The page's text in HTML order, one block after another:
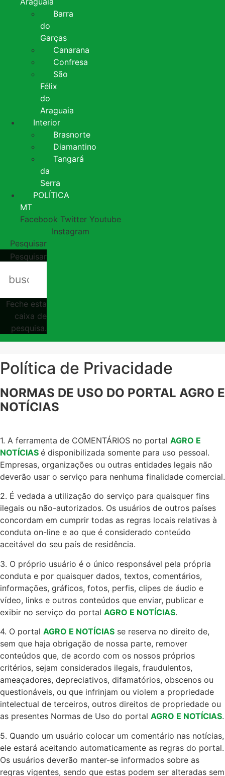
Barra
do
Garças
Canarana
Confresa
São
Félix
do
Araguaia
Interior
Brasnorte
Diamantino
Tangará
da
Serra
POLÍTICA
MT
Facebook Twitter Youtube
Instagram
Pesquisar
Pesquisar
Feche esta
caixa de
pesquisa.
Política de Privacidade
NORMAS DE USO DO PORTAL AGRO E
NOTÍCIAS
1. A ferramenta de COMENTÁRIOS no portal AGRO E
NOTÍCIAS é disponibilizada somente para uso pessoal.
Empresas, organizações ou outras entidades legais não
deverão usar o serviço para nenhuma finalidade comercial.
2. É vedada a utilização do serviço para quaisquer fins
ilegais ou não-autorizados. Os usuários de outros países
concordam em cumprir todas as regras locais relativas à
conduta on-line e ao que é considerado conteúdo
aceitável do seu país de residência.
3. O próprio usuário é o único responsável pela própria
conduta e por quaisquer dados, textos, comentários,
informações, gráficos, fotos, perfis, clipes de áudio e
vídeo, links e outros conteúdos que enviar, publicar e
exibir no serviço do portal AGRO E NOTÍCIAS.
4. O portal AGRO E NOTÍCIAS se reserva no direito de,
sem que haja obrigação de nossa parte, remover
conteúdos que, de acordo com os nossos próprios
critérios, sejam considerados ilegais, fraudulentos,
ameaçadores, depreciativos, difamatórios, obscenos ou
questionáveis, ou que infrinjam ou violem a propriedade
intelectual de terceiros, outros direitos de propriedade ou
as presentes Normas de Uso do portal AGRO E NOTÍCIAS.
5. Quando um usuário colocar um comentário nas notícias,
ele estará aceitando automaticamente as regras do portal.
Os usuários deverão manter-se informados sobre as
regras vigentes, sendo que estas podem ser alteradas sem